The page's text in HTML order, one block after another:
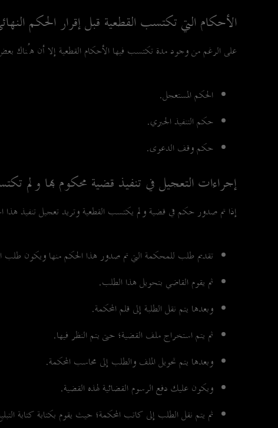
الأحكام التي تكتسب القطعية قبل إقرار الحكم
على الرغم من وجود مدة تكتسب فيها الأحكام القطعية إلا أن هُناك
الحكم المستعجل.
حكم التنفيذ الجبري.
حكم وقف الدعوى.
إجراءات التعجيل في تنفيذ قضية محكوم بها ولم
إذا تم صدور حكم في قضية ولم يكتسب القطعية وتريد تعجيل تنفيذ هذا
تقديم طلب للمحكمة التي تم صدور هذا الحكم منها ويكون طلب
ثم يقوم القاضي بتحويل هذا الطلب.
وبعدها يتم نقل الطلبة إلى قلم المحكمة.
ثم يتم استخراج ملف القضية؛ حتى يتم النظر فيها.
وبعدها يتم تحويل الملف والطلب إلى محاسب المحكمة.
ويكون عليك دفع الرسوم القضائية لهذه القضية.
ثم يتم نقل الطلب إلى كاتب المحكمة؛ حيث يقوم بكتابة كتابة